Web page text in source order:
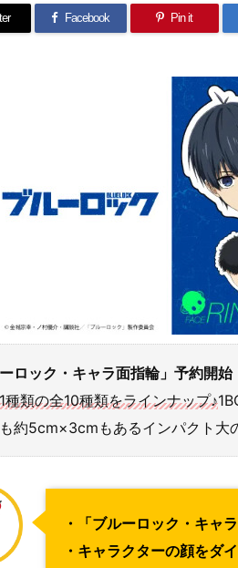
Facebook Pin it
ーロック・キャラ面指輪」予約開始
種類の全10種類をラインナップ♪
約5cm×3cmもあるインパクト大
・「ブルーロック・キャ
・キャラクターの顔をダ